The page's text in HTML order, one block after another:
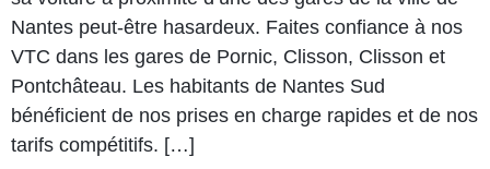
Nantes peut-être hasardeux. Faites confiance à nos
VTC dans les gares de Pornic, Clisson, Clisson et
Pontchâteau. Les habitants de Nantes Sud
bénéficient de nos prises en charge rapides et de nos
tarifs compétitifs. […]